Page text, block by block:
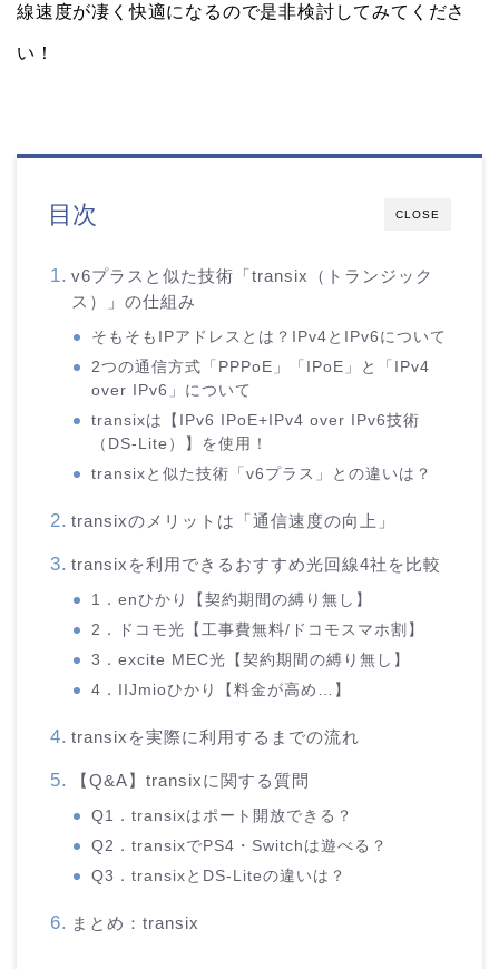
線速度が凄く快適になるので是非検討してみてくださ
い！
CLOSE
目次
v6プラスと似た技術「transix（トランジック
ス）」の仕組み
そもそもIPアドレスとは？IPv4とIPv6について
2つの通信方式「PPPoE」「IPoE」と「IPv4
over IPv6」について
transixは【IPv6 IPoE+IPv4 over IPv6技術
（DS-Lite）】を使用！
transixと似た技術「v6プラス」との違いは？
transixのメリットは「通信速度の向上」
transixを利用できるおすすめ光回線4社を比較
1．enひかり【契約期間の縛り無し】
2．ドコモ光【工事費無料/ドコモスマホ割】
3．excite MEC光【契約期間の縛り無し】
4．IIJmioひかり【料金が高め…】
transixを実際に利用するまでの流れ
【Q&A】transixに関する質問
Q1．transixはポート開放できる？
Q2．transixでPS4・Switchは遊べる？
Q3．transixとDS-Liteの違いは？
まとめ：transix